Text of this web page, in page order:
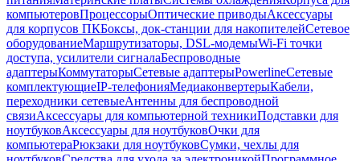
компьютеровПроцессорыОптические приводыАксессуары
для корпусов ПКБоксы, док-станции для накопителейСетевое
оборудованиеМаршрутизаторы, DSL-модемыWi-Fi точки
доступа, усилители сигналаБеспроводные
адаптерыКоммутаторыСетевые адаптерыPowerlineСетевые
комплектующиеIP-телефонияМедиаконвертерыКабели,
переходники сетевыеАнтенны для беспроводной
связиАксессуары для компьютерной техникиПодставки для
ноутбуковАксессуары для ноутбуковОчки для
компьютераРюкзаки для ноутбуковСумки, чехлы для